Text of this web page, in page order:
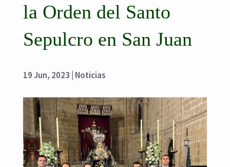
la Orden del Santo
Sepulcro en San Juan
19 Jun, 2023 Noticias